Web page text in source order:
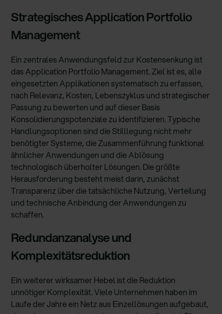
Strategisches Application Portfolio
Management
Ein zentrales Anwendungsfeld zur Kostensenkung ist
das Application Portfolio Management. Ziel ist es, alle
eingesetzten Applikationen systematisch zu erfassen,
nach Relevanz, Kosten, Lebenszyklus und strategischer
Passung zu bewerten und auf dieser Basis
Konsolidierungspotenziale zu identifizieren. Typische
Handlungsoptionen sind die Stilllegung nicht mehr
benötigter Systeme, die Zusammenführung funktional
ähnlicher Anwendungen und die Ablösung
technologisch überholter Lösungen. Die größte
Herausforderung besteht meist darin, zunächst
Transparenz über die tatsächliche Nutzung, Verteilung
und technische Anbindung der Anwendungen zu
schaffen.
Redundanzanalyse und
Komplexitätsreduktion
Ein weiterer wirksamer Hebel ist die Reduktion
unnötiger Komplexität. Viele Unternehmen haben im
Laufe der Jahre ein Netz aus Einzellösungen aufgebaut,